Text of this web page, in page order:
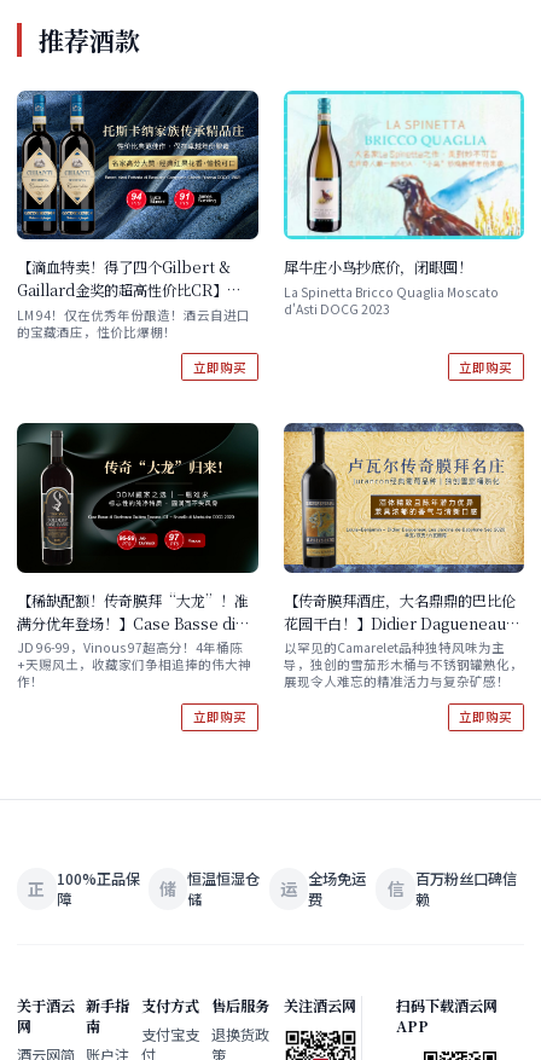
推荐酒款
【滴血特卖！得了四个Gilbert &
Gaillard金奖的超高性价比CR】
Renzo Masi Fattoria di Basciano
Cornioleta Chianti Riserva
LM 94！仅在优秀年份酿造！酒云自进口
的宝藏酒庄，性价比爆棚！
立即购买
犀牛庄小鸟抄底价，闭眼囤！
La Spinetta Bricco Quaglia Moscato
d'Asti DOCG 2023
立即购买
【稀缺配额！传奇膜拜“大龙”！准
满分优年登场！】Case Basse di
Gianfranco Soldera Toscana
IGT - Brunello di Montalcino
DOCG 2020
JD 96-99，Vinous 97超高分！4年桶陈
+天赐风土，收藏家们争相追捧的伟大神
作！
立即购买
【传奇膜拜酒庄，大名鼎鼎的巴比伦
花园干白！】Didier Dagueneau
Les Jardins de Babylone Sec
2020 单支/双支/六支原箱
以罕见的Camarelet品种独特风味为主
导，独创的雪茄形木桶与不锈钢罐熟化，
展现令人难忘的精准活力与复杂矿感！
立即购买
正
100%正品保
障
储 恒温恒湿仓
储
运 全场免运
费
信 百万粉丝口碑信
赖
关于酒云
网
酒云网简
新手指
南
账户注
支付方式
支付宝支
付
售后服务
退换货政
策
关注酒云网
扫码下载酒云网
APP